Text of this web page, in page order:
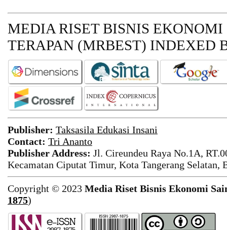
MEDIA RISET BISNIS
TERAPAN (MRBEST) INDEXED
Publisher: Taksasila Edukasi Insani
Contact: Tri Ananto
Publisher Address: Jl. Cireundeu Raya No.1A,
Kecamatan Ciputat Timur, Kota Tangerang Selatan,
Copyright © 2023 Media Riset Bisnis Ekonomi
1875)